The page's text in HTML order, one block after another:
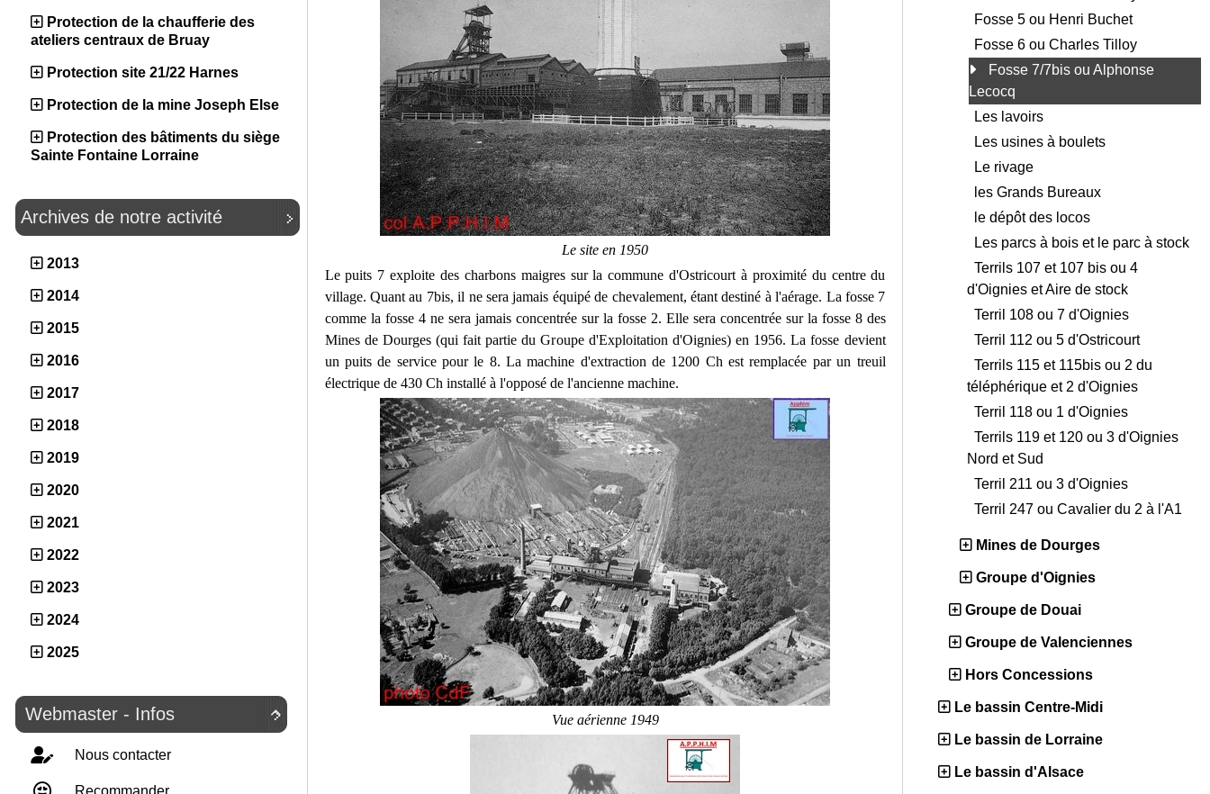
Protection de la chaufferie des
ateliers centraux de Bruay
Protection site 21/22 Harnes
Protection de la mine Joseph Else
Protection des bâtiments du siège
Sainte Fontaine Lorraine
Archives de notre activité
2013
2014
2015
2016
2017
2018
2019
2020
2021
2022
2023
2024
2025

Webmaster - Infos
Nous contacter
Recommander
Le site en 1950
Le puits 7 exploite des charbons maigres sur la commune d'Ostricourt à proximité du centre du
village. Quant au 7bis, il ne sera jamais équipé de chevalement, étant destiné à l'aérage. La fosse 7
comme la fosse 4 ne sera jamais concentrée sur la fosse 2. Elle sera concentrée sur la fosse 8 des
Mines de Dourges (qui fait partie du Groupe d'Exploitation d'Oignies) en 1956. La fosse devient
un puits de service pour le 8. La machine d'extraction de 1200 Ch est remplacée par un treuil
électrique de 430 Ch installé à l'opposé de l'ancienne machine.
Vue aérienne 1949
Fosse 5 ou Henri Buchet
Fosse 6 ou Charles Tilloy
Fosse 7/7bis ou Alphonse
Lecocq
Les lavoirs
Les usines à boulets
Le rivage
les Grands Bureaux
le dépôt des locos
Les parcs à bois et le parc à stock
Terrils 107 et 107 bis ou 4
d'Oignies et Aire de stock
Terril 108 ou 7 d'Oignies
Terril 112 ou 5 d'Ostricourt
Terrils 115 et 115bis ou 2 du
téléphérique et 2 d'Oignies
Terril 118 ou 1 d'Oignies
Terrils 119 et 120 ou 3 d'Oignies
Nord et Sud
Terril 211 ou 3 d'Oignies
Terril 247 ou Cavalier du 2 à l'A1
Mines de Dourges
Groupe d'Oignies
Groupe de Douai
Groupe de Valenciennes
Hors Concessions
Le bassin Centre-Midi
Le bassin de Lorraine
Le bassin d'Alsace